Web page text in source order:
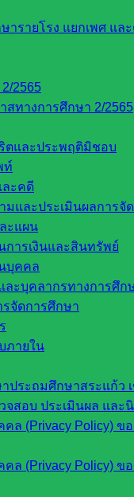
รายโรง แยกเพศ แล
2565
สทางการศึกษา 2/2565
ริตและประพฤติมิชอบ
ท์
ละคดี
มและประเมินผลการจั
ะแผน
การเงินและสินทรัพย์
บุคคล
ะบุคลากรทางการศึก
รจัดการศึกษา
ภายใน
ประถมศึกษาสระแก้ว
สอบ ประเมินผล และ
ล (Privacy Policy)
ล (Privacy Policy)